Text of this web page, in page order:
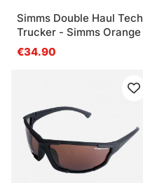
Simms Double Haul Tech
Trucker - Simms Orange
€34.90